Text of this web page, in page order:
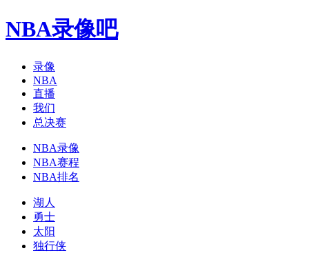
NBA录像吧
录像
NBA
直播
我们
总决赛
NBA录像
NBA赛程
NBA排名
湖人
勇士
太阳
独行侠